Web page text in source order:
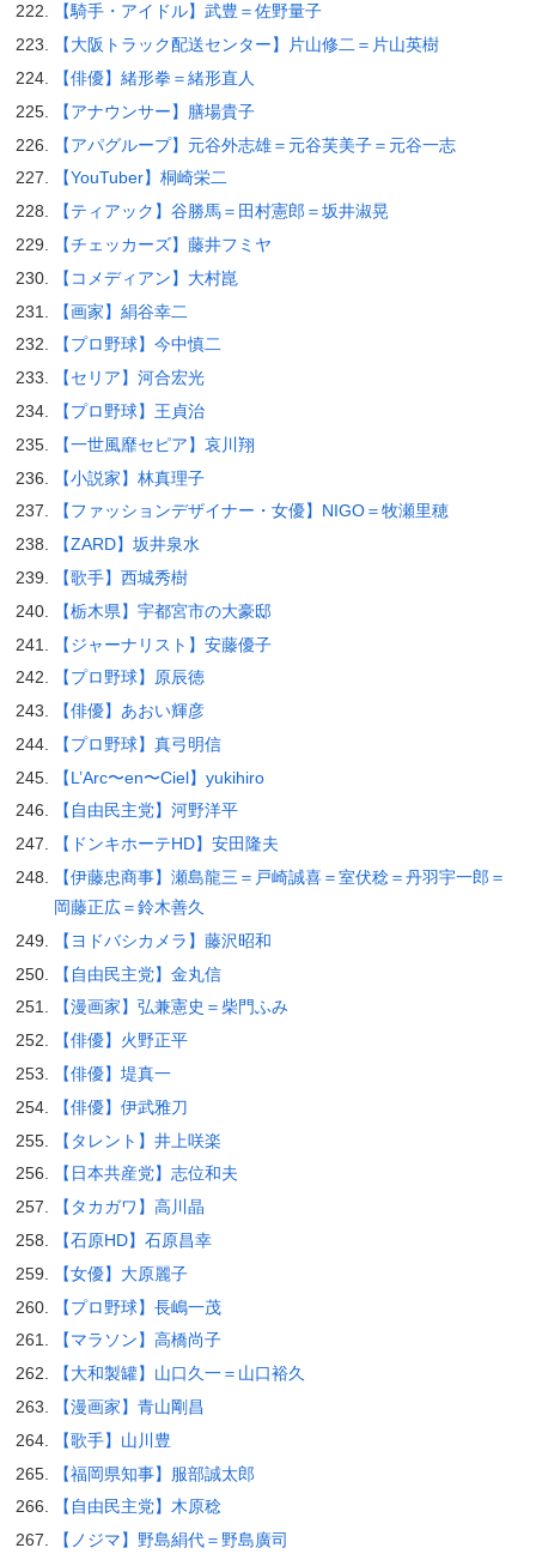
【騎手・アイドル】武豊＝佐野量子
【大阪トラック配送センター】片山修二＝片山英樹
【俳優】緒形拳＝緒形直人
【アナウンサー】膳場貴子
【アパグループ】元谷外志雄＝元谷芙美子＝元谷一志
【YouTuber】桐崎栄二
【ティアック】谷勝馬＝田村憲郎＝坂井淑晃
【チェッカーズ】藤井フミヤ
【コメディアン】大村崑
【画家】絹谷幸二
【プロ野球】今中慎二
【セリア】河合宏光
【プロ野球】王貞治
【一世風靡セピア】哀川翔
【小説家】林真理子
【ファッションデザイナー・女優】NIGO＝牧瀬里穂
【ZARD】坂井泉水
【歌手】西城秀樹
【栃木県】宇都宮市の大豪邸
【ジャーナリスト】安藤優子
【プロ野球】原辰徳
【俳優】あおい輝彦
【プロ野球】真弓明信
【L’Arc〜en〜Ciel】yukihiro
【自由民主党】河野洋平
【ドンキホーテHD】安田隆夫
【伊藤忠商事】瀬島龍三＝戸崎誠喜＝室伏稔＝丹羽宇一郎＝
岡藤正広＝鈴木善久
【ヨドバシカメラ】藤沢昭和
【自由民主党】金丸信
【漫画家】弘兼憲史＝柴門ふみ
【俳優】火野正平
【俳優】堤真一
【俳優】伊武雅刀
【タレント】井上咲楽
【日本共産党】志位和夫
【タカガワ】高川晶
【石原HD】石原昌幸
【女優】大原麗子
【プロ野球】長嶋一茂
【マラソン】高橋尚子
【大和製罐】山口久一＝山口裕久
【漫画家】青山剛昌
【歌手】山川豊
【福岡県知事】服部誠太郎
【自由民主党】木原稔
【ノジマ】野島絹代＝野島廣司